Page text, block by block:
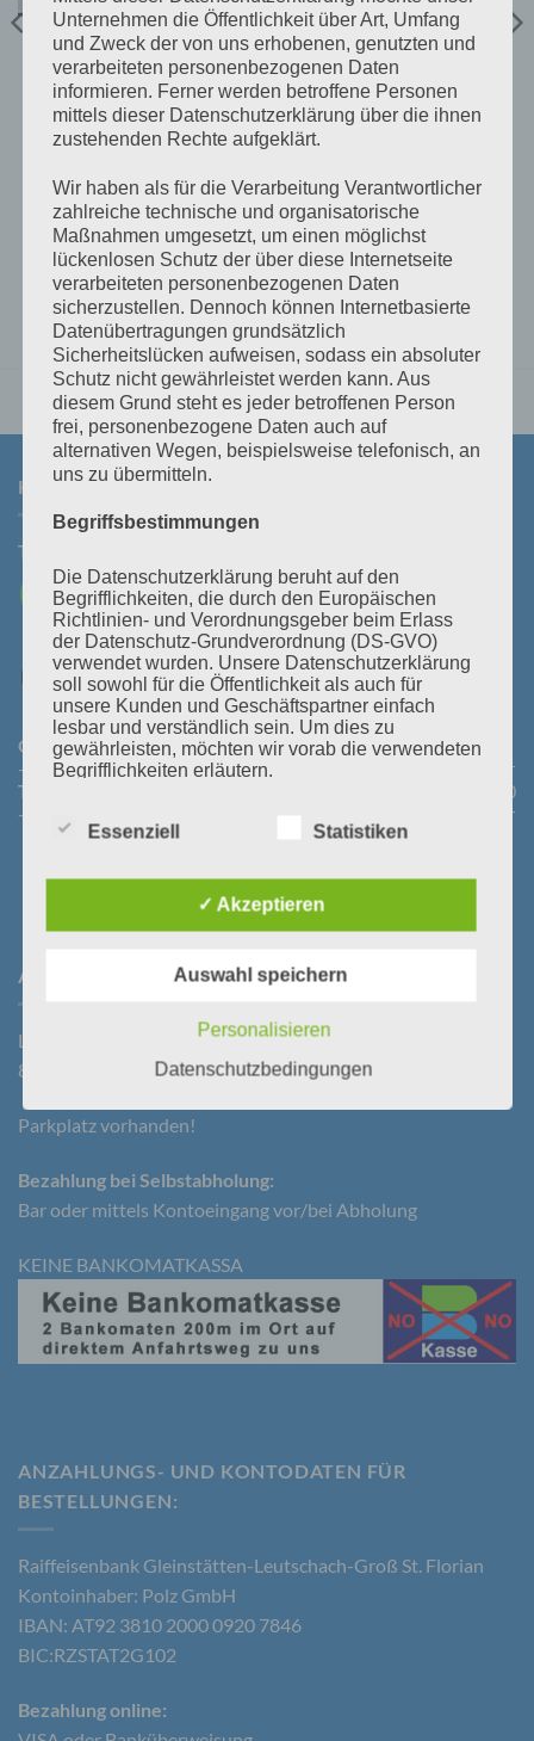
MONTAGEMATERIAL HAUS
AK TRapetz 375
Lagernd im Polz Lager
IN DEN WARENKORB
MONTAGEMATERIAL HAUS
Montagesatz 2 Module
Aktuell nicht lieferbar
WEITERLESEN
KONTAKT
Tel:
Öffnungszeiten Abhollager: Montag bis Donnerstag:08:30
- 11:30 Uhr und 14:00 - 16:45 Uhr
08:30 - 13:30 Uhr
Telefonische Erreichbarkeit:
08:00
- 12:00 Uhr und 13:30 - 18:00 Uhr
08:00 - 14:00 Uhr
ANFAHRT
Laßnitzstraße 19
8522 Groß St. Florian
Parkplatz vorhanden!
Bezahlung bei Selbstabholung:
Bar oder mittels Kontoeingang vor/bei Abholung
KEINE BANKOMATKASSA
ANZAHLUNGS- UND KONTODATEN FÜR
BESTELLUNGEN​:
Raiffeisenbank Gleinstätten-Leutschach-Groß St. Florian
Kontoinhaber: Polz GmbH
IBAN: AT92 3810 2000 0920 7846
BIC:RZSTAT2G102
Bezahlung online:
Unternehmen die Öffentlichkeit über Art, Umfang
und Zweck der von uns erhobenen, genutzten und
verarbeiteten personenbezogenen Daten
informieren. Ferner werden betroffene Personen
mittels dieser Datenschutzerklärung über die ihnen
zustehenden Rechte aufgeklärt.
Wir haben als für die Verarbeitung Verantwortlicher
zahlreiche technische und organisatorische
Maßnahmen umgesetzt, um einen möglichst
lückenlosen Schutz der über diese Internetseite
verarbeiteten personenbezogenen Daten
sicherzustellen. Dennoch können Internetbasierte
Datenübertragungen grundsätzlich
Sicherheitslücken aufweisen, sodass ein absoluter
Schutz nicht gewährleistet werden kann. Aus
diesem Grund steht es jeder betroffenen Person
frei, personenbezogene Daten auch auf
alternativen Wegen, beispielsweise telefonisch, an
uns zu übermitteln.
Begriffsbestimmungen
Die Datenschutzerklärung beruht auf den
Begrifflichkeiten, die durch den Europäischen
Richtlinien- und Verordnungsgeber beim Erlass
der Datenschutz-Grundverordnung (DS-GVO)
verwendet wurden. Unsere Datenschutzerklärung
soll sowohl für die Öffentlichkeit als auch für
unsere Kunden und Geschäftspartner einfach
lesbar und verständlich sein. Um dies zu
gewährleisten, möchten wir vorab die verwendeten
Begrifflichkeiten erläutern.
a) personenbezogene Daten
Personenbezogene Daten sind alle Informationen,
natürliche Person (im Folgenden „betroffene
Person") beziehen. Als identifizierbar wird eine
natürliche Person angesehen, die direkt oder
indirekt, insbesondere mittels Zuordnung zu einer
Kennnummer, zu Standortdaten, zu einer Online-
physischen, physiologischen, genetischen,
psychischen, wirtschaftlichen, kulturellen oder
b) betroffene Person
Verarbeitung Verantwortlichen verarbeitet werden.
Verarbeitung ist jeder mit oder ohne Hilfe
automatisierter Verfahren ausgeführte Vorgang
oder jede solche Vorgangsreihe im
Zusammenhang mit personenbezogenen Daten
das Ordnen, die Speicherung, die Anpassung oder
Veränderung, das Auslesen, das Abfragen, die
Essenziell Statistiken
✓ Akzeptieren
Auswahl speichern
Personalisieren
Datenschutzbedingungen